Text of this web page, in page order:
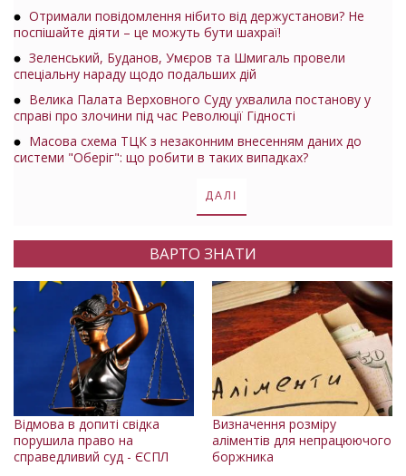
Отримали повідомлення нібито від держустанови? Не
поспішайте діяти – це можуть бути шахраї!
Зеленський, Буданов, Умєров та Шмигаль провели
спеціальну нараду щодо подальших дій
Велика Палата Верховного Суду ухвалила постанову у
справі про злочини під час Революції Гідності
Масова схема ТЦК з незаконним внесенням даних до
системи "Оберіг": що робити в таких випадках?
ДАЛІ
ВАРТО ЗНАТИ
Відмова в допиті свідка
порушила право на
справедливий суд - ЄСПЛ
Визначення розміру
аліментів для непрацюючого
боржника